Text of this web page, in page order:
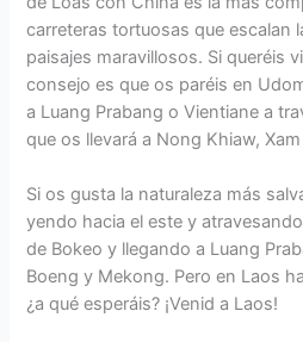
carreteras tortuosas que escalan
paisajes maravillosos. Si queréis
consejo es que os paréis en
a Luang Prabang o Vientiane a
que os llevará a Nong Khiaw,
Si os gusta la naturaleza más
yendo hacia el este y
de Bokeo y llegando a Luang
Boeng y Mekong. Pero en Laos
¿a qué esperáis? ¡Venid a Laos!